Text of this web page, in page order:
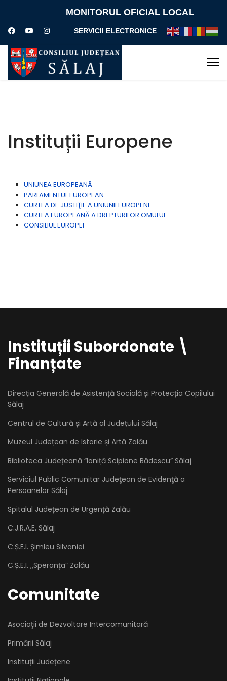
MONITORUL OFICIAL LOCAL
SERVICII ELECTRONICE
Instituții Europene
UNIUNEA EUROPEANĂ
PARLAMENTUL EUROPEAN
CURTEA DE JUSTIŢIE A UNIUNII EUROPENE
CURTEA EUROPEANĂ A DREPTURILOR OMULUI
CONSILIUL EUROPEI
Instituții Subordonate \
Finanțate
Direcția Generală de Asistență Socială și Protecția Copilului
Sălaj
Centrul de Cultură și Artă al Județului Sălaj
Muzeul Județean de Istorie și Artă Zalău
Biblioteca Județeană “Ioniță Scipione Bădescu” Sălaj
Serviciul Public Comunitar Judeţean de Evidenţă a
Persoanelor Sălaj
Spitalul Județean de Urgență Zalău
C.J.R.A.E. Sălaj
C.Ș.E.I. Șimleu Silvaniei
C.Ș.E.I. ,,Speranța” Zalău
Comunitate
Asociaţii de Dezvoltare Intercomunitară
Primării Sălaj
Instituții Județene